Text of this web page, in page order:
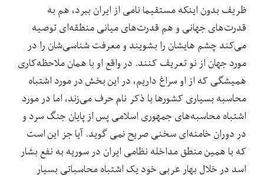
ظریف بدون اینکه مستقیما نامی از ایران ببرد، هم به
قدرت‌های جهانی و هم قدرت‌های میانی منطقه‌ای توصیه
می‌کند چشم هایشان را بشویند و معرفت شناسی‌شان را در
مورد جهان از نو تعریف کنند. در واقع او با همان ملاحظه‌کاری
همیشگی که از او سراغ داریم، در این بخش در مورد اشتباه
محاسبه بسیاری کشورها با ذکر نام حرف می‌زند، اما در مورد
اشتباه محاسبه‌های جمهوری اسلامی پس از پایان جنگ سرد و
در دوران خامنه‌ای سخنی صریح نمی گوید. آیا جز این است
که با همین منطق مداخله نظامی ایران در سوریه به نفع بشار
اسد در خلال بهار عربی خود یک اشتباه محاسباتی بسیار